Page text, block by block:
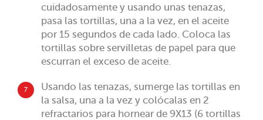
cuidadosamente y usando unas tenazas,
pasa las tortillas, una a la vez, en el aceite
por 15 segundos de cada lado. Coloca las
tortillas sobre servilletas de papel para que
escurran el exceso de aceite.
7
Usando las tenazas, sumerge las tortillas en
la salsa, una a la vez y colócalas en 2
refractarios para hornear de 9X13 (6 tortillas